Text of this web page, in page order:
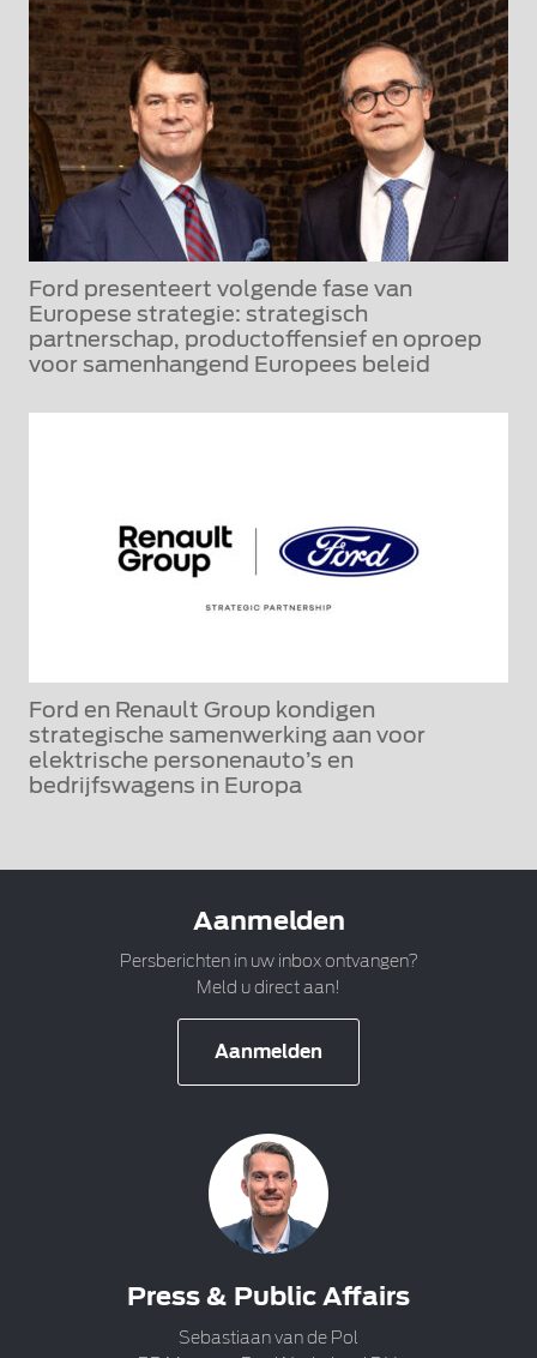
Ford presenteert volgende fase van
Europese strategie: strategisch
partnerschap, productoffensief en oproep
voor samenhangend Europees beleid
Ford en Renault Group kondigen
strategische samenwerking aan voor
elektrische personenauto’s en
bedrijfswagens in Europa
Aanmelden
Persberichten in uw inbox ontvangen?
Meld u direct aan!
Aanmelden
Press & Public Affairs
Sebastiaan van de Pol